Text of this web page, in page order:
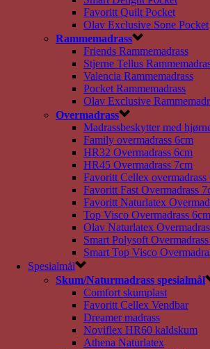
Favoritt Quilt Pocket
Olav Exclusive Sone Pocket
Rammemadrass
Friends Rammemadrass
Stjerne Tellus
Valencia Rammemadrass
Pocket Rammemadrass
Olav Exclusive
Overmadrass
Madrassbeskytter med
Family overmadrass 6cm
HR32 Overmadrass 6cm
HR45 Overmadrass 7cm
Favoritt Cellex overmadrass
Favoritt Fast Overmadrass
Favoritt Naturlatex
Top Visco Overmadrass 6cm
Olav Naturlatex
Smart Polysoft
Smart Top Visco
Spesialmål
Skum/Naturmadrass spesialmål
Comfort skumplast
Favoritt Cellex Vendbar
Dreamer madrass
Noviflex HR60 kaldskum
Athena Naturlatex